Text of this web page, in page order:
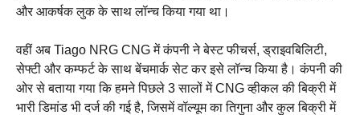
और आकर्षक लुक के साथ लॉन्च किया गया था।
वहीं अब Tiago NRG CNG में कंपनी ने बेस्ट फीचर्स, ड्राइवबिलिटी,
सेफ्टी और कम्फर्ट के साथ बेंचमार्क सेट कर इसे लॉन्च किया है। कंपनी की
ओर से बताया गया कि हमने पिछले 3 सालों में CNG व्हीकल की बिक्री में
भारी डिमांड भी दर्ज की गई है, जिसमें वॉल्यूम का तिगुना और कुल बिक्री में